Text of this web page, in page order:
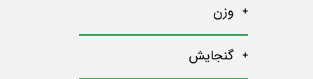
وزن
گنجایش